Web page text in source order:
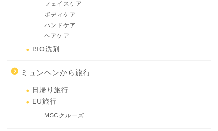
フェイスケア
ボディケア
ハンドケア
ヘアケア
BIO洗剤
ミュンヘンから旅行
日帰り旅行
EU旅行
MSCクルーズ